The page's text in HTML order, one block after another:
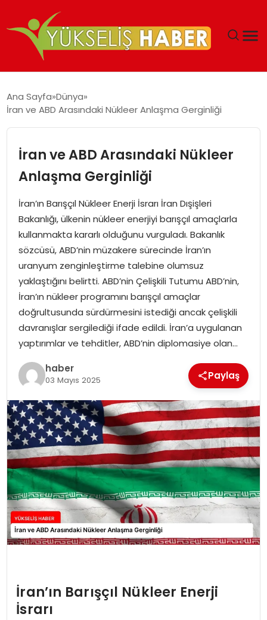
MALIYETLERINI AZALTIYOR’
Ana Sayfa Dünya
İran ve ABD Arasındaki Nükleer Anlaşma Gerginliği
İran ve ABD Arasındaki Nükleer
Anlaşma Gerginliği
İran’ın Barışçıl Nükleer Enerji İsrarı İran Dışişleri
Bakanlığı, ülkenin nükleer enerjiyi barışçıl amaçlarla
kullanmakta kararlı olduğunu vurguladı. Bakanlık
sözcüsü, ABD’nin müzakere sürecinde İran’ın
uranyum zenginleştirme talebine olumsuz
yaklaştığını belirtti. ABD’nin Çelişkili Tutumu ABD’nin,
İran’ın nükleer programını barışçıl amaçlar
doğrultusunda sürdürmesini istediği ancak çelişkili
davranışlar sergilediği ifade edildi. İran’a uygulanan
yaptırımlar ve tehditler, ABD’nin diplomasiye olan…
haber
03 Mayıs 2025 Paylaş
İran’ın Barışçıl Nükleer Enerji
İsrarı